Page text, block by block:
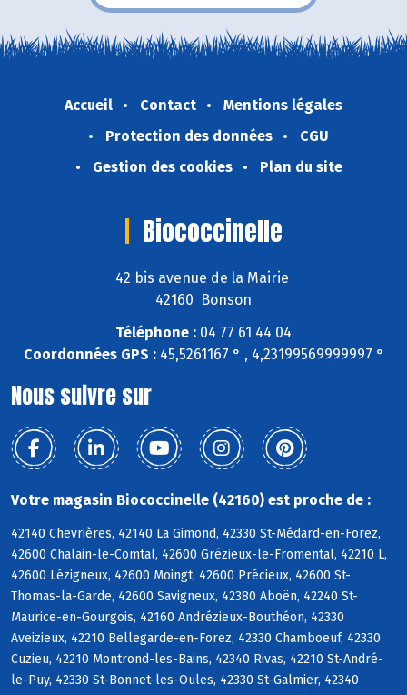
Accueil Contact
Mentions légales
Protection des données
CGU
Gestion des cookies
Plan du site
Biococcinelle
42 bis avenue de la Mairie
42160 Bonson
Téléphone : 04 77 61 44 04
Coordonnées GPS :45,5261167 ° , 4,23199569999997 °
Nous suivre sur
Votre magasin Biococcinelle (42160) est proche de :
42140 Chevrières, 42140 La Gimond, 42330 St-Médard-en-Forez,
42600 Chalain-le-Comtal, 42600 Grézieux-le-Fromental, 42210 L,
42600 Lézigneux, 42600 Moingt, 42600 Précieux, 42600 St-
Thomas-la-Garde, 42600 Savigneux, 42380 Aboën, 42240 St-
Maurice-en-Gourgois, 42160 Andrézieux-Bouthéon, 42330
Aveizieux, 42210 Bellegarde-en-Forez, 42330 Chamboeuf, 42330
Cuzieu, 42210 Montrond-les-Bains, 42340 Rivas, 42210 St-André-
le-Puy, 42330 St-Bonnet-les-Oules, 42330 St-Galmier, 42340